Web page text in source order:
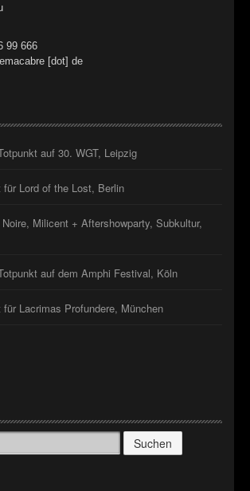
99 666
[dot] de
auf 30. WGT, Leipzig
für Lord of the Lost, Berlin
Milicent + Aftershowparty, Subkultur,
auf dem Amphi Festival, Köln
Lacrimas Profundere, München